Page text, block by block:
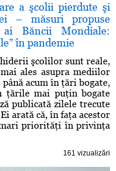
a şcolii pierdute şi
– măsuri propuse
Băncii Mondiale:
în pandemie
şcolilor sunt reale,
ales asupra mediilor
acum în ţări bogate,
ţările mai puţin bogate
publicată zilele trecute
arată că, în faţa acestor
priorităţi în privinţa
161 vizualizări